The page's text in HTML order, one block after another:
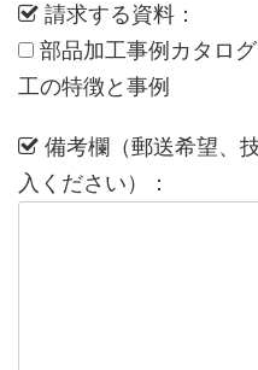
請求する資料：
部品加工事例カタログ
工の特徴と事例
備考欄（郵送希望、
入ください）：